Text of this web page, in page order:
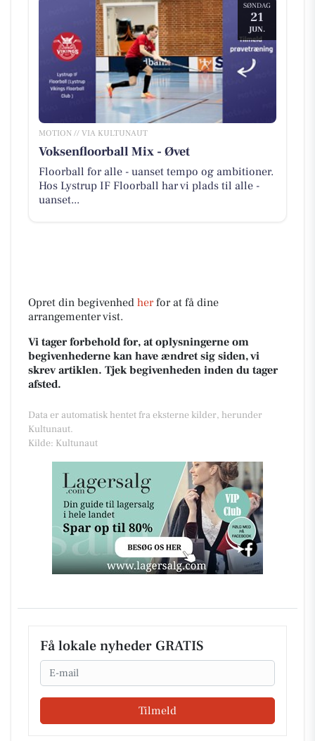
SØNDAG
21
JUN.
MOTION // VIA KULTUNAUT
Voksenfloorball Mix - Øvet
Floorball for alle - uanset tempo og ambitioner.
Hos Lystrup IF Floorball har vi plads til alle -
uanset...
Opret din begivenhed herfor at få dine
arrangementer vist.
Vi tager forbehold for, at oplysningerne om
begivenhederne kan have ændret sig siden, vi
skrev artiklen. Tjek begivenheden inden du tager
afsted.
Data er automatisk hentet fra eksterne kilder, herunder
Kultunaut.
Kilde: Kultunaut
Få lokale nyheder GRATIS
Email
Tilmeld